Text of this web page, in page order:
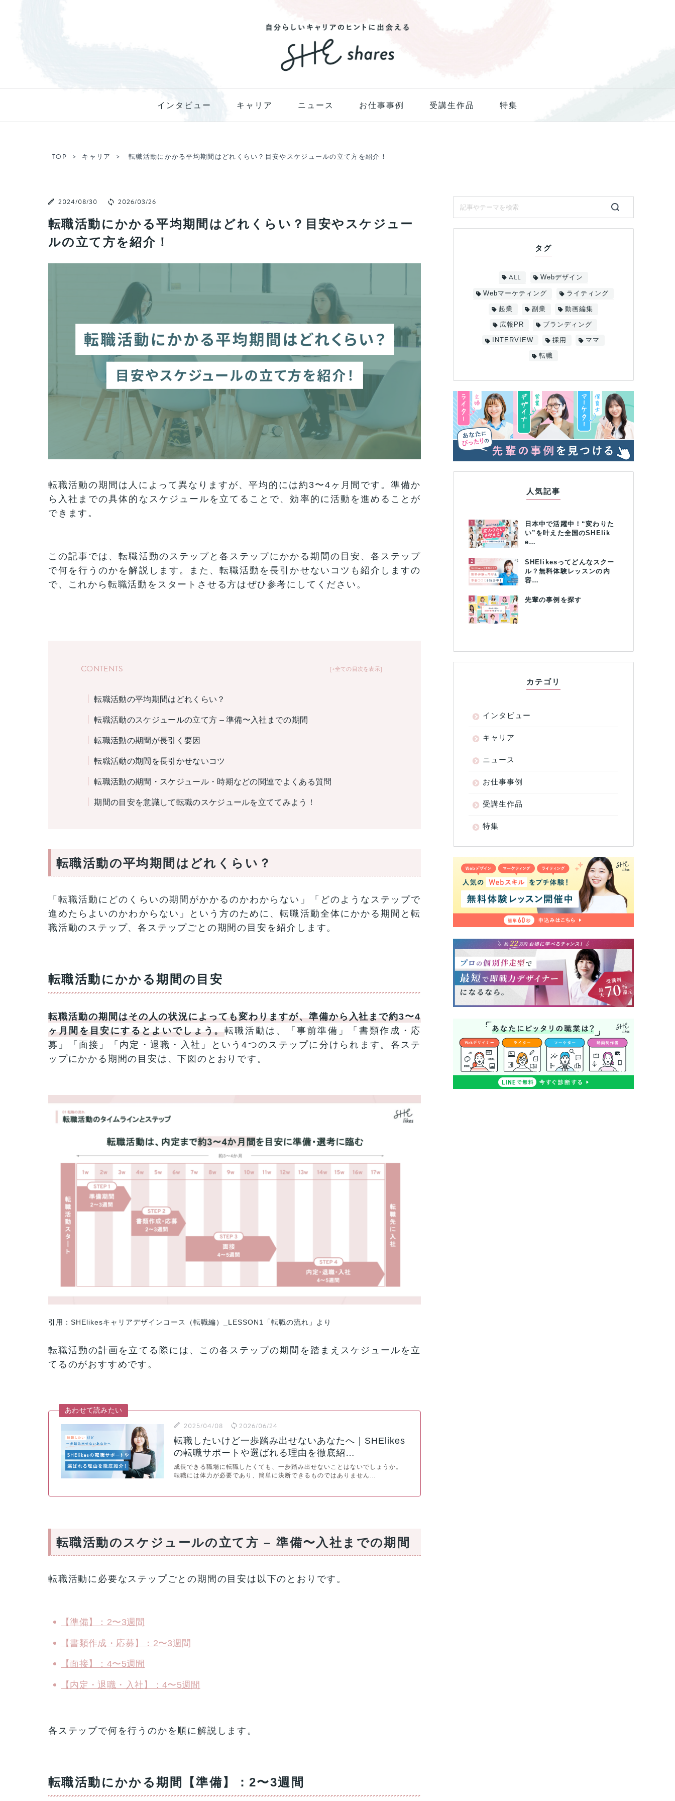
インタビュー キャリア ニュース お仕事事例 受講生作品 特集
TOP キャリア 転職活動にかかる平均期間はどれくらい？目安やスケジュールの立て方を紹介！
2024/08/30 2026/03/26
転職活動にかかる平均期間はどれくらい？目安やスケジュー
ルの立て方を紹介！
転職活動の期間は人によって異なりますが、平均的には約3〜4ヶ月間です。準備か
ら入社までの具体的なスケジュールを立てることで、効率的に活動を進めることが
できます。
この記事では、転職活動のステップと各ステップにかかる期間の目安、各ステップ
で何を行うのかを解説します。また、転職活動を長引かせないコツも紹介しますの
で、これから転職活動をスタートさせる方はぜひ参考にしてください。
+全ての目次を表示
CONTENTS
転職活動の平均期間はどれくらい？
転職活動のスケジュールの立て方 – 準備〜入社までの期間
転職活動の期間が長引く要因
転職活動の期間を長引かせないコツ
転職活動の期間・スケジュール・時期などの関連でよくある質問
期間の目安を意識して転職のスケジュールを立ててみよう！
転職活動の平均期間はどれくらい？
「転職活動にどのくらいの期間がかかるのかわからない」「どのようなステップで
進めたらよいのかわからない」という方のために、転職活動全体にかかる期間と転
職活動のステップ、各ステップごとの期間の目安を紹介します。
転職活動にかかる期間の目安
転職活動の期間はその人の状況によっても変わりますが、準備から入社まで約3〜4
ヶ月間を目安にするとよいでしょう。転職活動は、「事前準備」「書類作成・応
募」「面接」「内定・退職・入社」という4つのステップに分けられます。各ステ
ップにかかる期間の目安は、下図のとおりです。
引用：SHElikesキャリアデザインコース（転職編）_LESSON1「転職の流れ」より
転職活動の計画を立てる際には、この各ステップの期間を踏まえスケジュールを立
てるのがおすすめです。
あわせて読みたい
2025/04/08
2026/06/24
転職したいけど一歩踏み出せないあなたへ｜SHElikes
の転職サポートや選ばれる理由を徹底紹…
成長できる職場に転職したくても、一歩踏み出せないことはないでしょうか。
転職には体力が必要であり、簡単に決断できるものではありません…
転職活動のスケジュールの立て方 – 準備〜入社までの期間
転職活動に必要なステップごとの期間の目安は以下のとおりです。
【準備】：2〜3週間
【書類作成・応募】：2〜3週間
【面接】：4〜5週間
【内定・退職・入社】：4〜5週間
各ステップで何を行うのかを順に解説します。
転職活動にかかる期間【準備】：2〜3週間
タグ
ALL Webデザイン
Webマーケティング ライティング
起業 副業 動画編集
広報PR ブランディング
INTERVIEW 採用 ママ
転職
人気記事
1
日本中で活躍中！“変わりた
い”を叶えた全国のSHElik
e…
2
SHElikesってどんなスクー
ル？無料体験レッスンの内
容…
3 先輩の事例を探す
カテゴリ
インタビュー
キャリア
ニュース
お仕事事例
受講生作品
特集